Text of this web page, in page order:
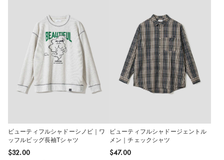
ビューティフルシャドーシノビ｜ワ
ッフルビッグ長袖Tシャツ
$‌32.00
ビューティフルシャドージェントル
メン｜チェックシャツ
$‌47.00